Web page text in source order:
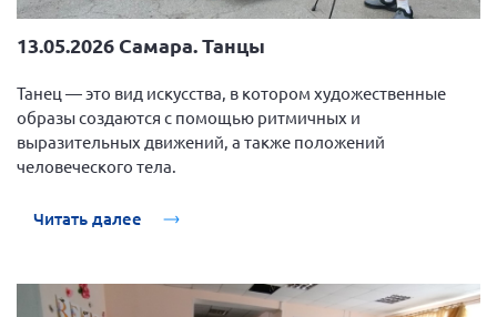
13.05.2026 Самара. Танцы
Танец — это вид искусства, в котором художественные
образы создаются с помощью ритмичных и
выразительных движений, а также положений
человеческого тела.
Читать далее